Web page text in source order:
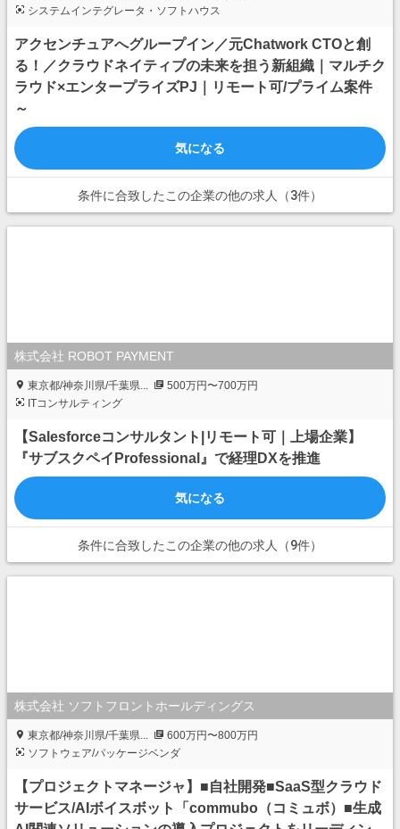
システムインテグレータ・ソフトハウス
アクセンチュアへグループイン／元Chatwork CTOと創
る！／クラウドネイティブの未来を担う新組織｜マルチク
ラウド×エンタープライズPJ｜リモート可/プライム案件
～
気になる
条件に合致したこの企業の他の求人（3件）
株式会社 ROBOT PAYMENT
東京都/神奈川県/千葉県...
500万円〜700万円
ITコンサルティング
【Salesforceコンサルタント|リモート可｜上場企業】
『サブスクペイProfessional』で経理DXを推進
気になる
条件に合致したこの企業の他の求人（9件）
株式会社 ソフトフロントホールディングス
東京都/神奈川県/千葉県...
600万円〜800万円
ソフトウェア/パッケージベンダ
【プロジェクトマネージャ】■自社開発■SaaS型クラウド
サービス/AIボイスボット「commubo（コミュボ）■生成